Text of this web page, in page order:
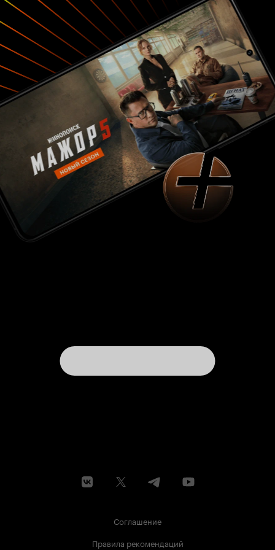
административные препоны и даже момент
когда по героям хорошо видно, после
очередного препятствия преодоление
которого не принесло требуемый результат,
что они уже жалеют, что вместо того чтобы
заслуженно отдыхать после работы они ночью
ввязались в заведомо считаемое всеми
'взрослыми' 'пустяковое' дело - переживёт дед,
никуда не денется. И все эти преграды и
'общая средневзвешенная оценка' терпят
поражения от юности с верно поставленными
приоритетами и целями. А у нас, теперешних,
прогулка в Коктебель или попытка пристроить
отца-уголовника - какое яркое соцветие
приоритетов! 7 из 10
Соглашение
Правила рекомендаций